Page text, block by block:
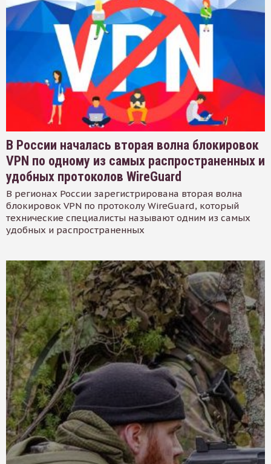
В России началась вторая волна блокировок
VPN по одному из самых распространенных и
удобных протоколов WireGuard
В регионах России зарегистрирована вторая волна
блокировок VPN по протоколу WireGuard, который
технические специалисты называют одним из самых
удобных и распространенных